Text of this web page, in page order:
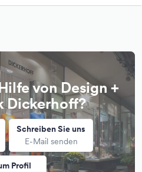
von Design +
Dickerhoff?
Schreiben Sie uns
E-Mail senden
Profil